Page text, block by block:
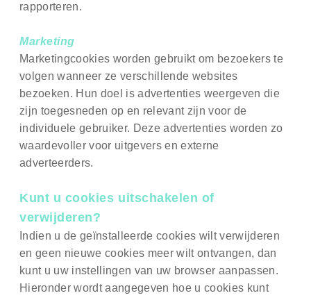
rapporteren.
Marketing
Marketingcookies worden gebruikt om bezoekers te
volgen wanneer ze verschillende websites
bezoeken. Hun doel is advertenties weergeven die
zijn toegesneden op en relevant zijn voor de
individuele gebruiker. Deze advertenties worden zo
waardevoller voor uitgevers en externe
adverteerders.
Kunt u cookies uitschakelen of
verwijderen?
Indien u de geïnstalleerde cookies wilt verwijderen
en geen nieuwe cookies meer wilt ontvangen, dan
kunt u uw instellingen van uw browser aanpassen.
Hieronder wordt aangegeven hoe u cookies kunt